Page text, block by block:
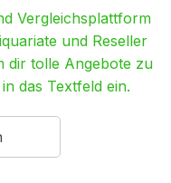
Vergleichsplattform
und Reseller
dir tolle Angebote zu
das Textfeld ein.